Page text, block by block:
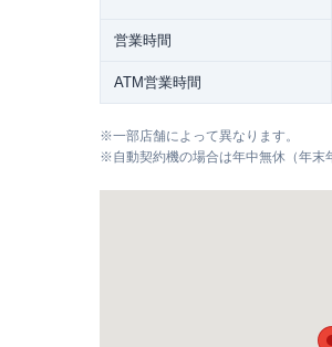
営業時間
ATM営業時間
※一部店舗によって異なります。
※自動契約機の場合は年中無休（年末